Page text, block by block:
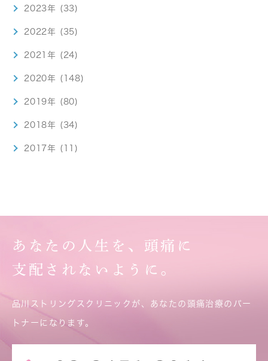
2023年 (33)
2022年 (35)
2021年 (24)
2020年 (148)
2019年 (80)
2018年 (34)
2017年 (11)
あなたの人生を、頭痛に
支配されないように。
品川ストリングスクリニックが、あなたの頭痛治療のパー
トナーになります。